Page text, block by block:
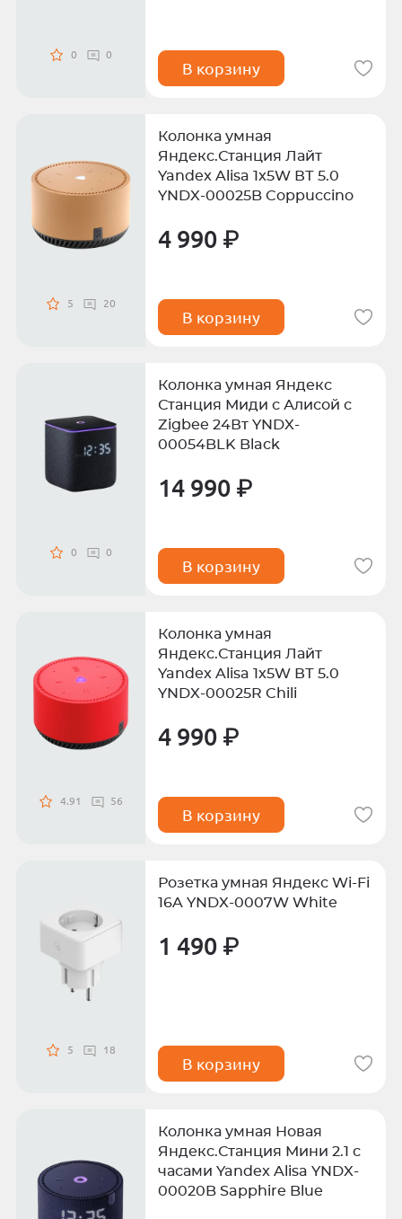
0 0
В корзину
5 20
Колонка умная
Яндекс.Станция Лайт
Yandex Alisa 1x5W ВТ 5.0
YNDX-00025B Coppuccino
4 990 ₽
В корзину
0 0
Колонка умная Яндекс
Станция Миди с Алисой с
Zigbee 24Вт YNDX-
00054BLK Black
14 990 ₽
В корзину
4.91 56
Колонка умная
Яндекс.Станция Лайт
Yandex Alisa 1x5W ВТ 5.0
YNDX-00025R Chili
4 990 ₽
В корзину
5 18
Розетка умная Яндекс Wi-Fi
16A YNDX-0007W White
1 490 ₽
В корзину
Колонка умная Новая
Яндекс.Станция Мини 2.1 с
часами Yandex Alisa YNDX-
00020B Sapphire Blue